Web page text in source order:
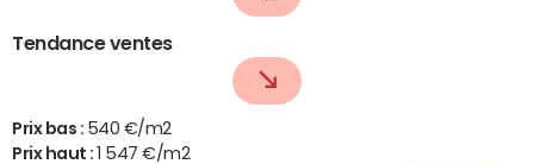
Tendance ventes
Prix bas : 540 €/m2
Prix haut :
1 547 €/m2